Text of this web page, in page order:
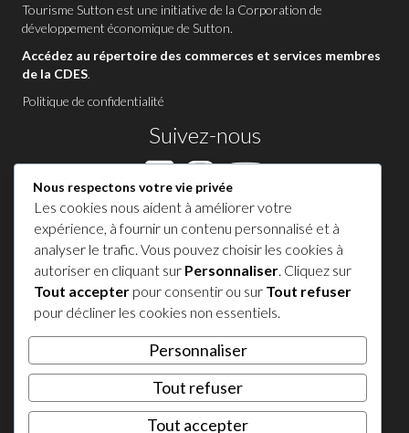
Tourisme Sutton est une initiative de la Corporation de
développement économique de Sutton.
Accédez au répertoire des commerces et services membres
de la CDES.
Politique de confidentialité
Suivez-nous
Contactez-nous à Sutton
1 450 538-8455
Partagez votre expérience !
𝕏
© 2026 Tourisme Sutton. Tous droits réservés.
Nous respectons votre vie privée
Les cookies nous aident à améliorer votre
expérience, à fournir un contenu personnalisé et à
analyser le trafic. Vous pouvez choisir les cookies à
autoriser en cliquant sur Personnaliser. Cliquez sur
Tout accepter pour consentir ou sur Tout refuser
pour décliner les cookies non essentiels.
Personnaliser
Tout refuser
Tout accepter